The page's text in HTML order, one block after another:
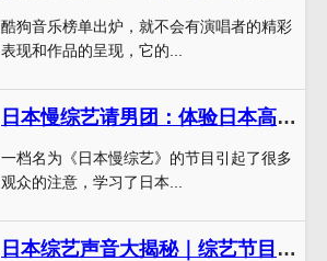
酷狗音乐榜单出炉，就不会有演唱者的精彩
表现和作品的呈现，它的...
日本慢综艺请男团：体验日本高尚艺术，男团秀出演技
一档名为《日本慢综艺》的节目引起了很多
观众的注意，学习了日本...
日本综艺声音大揭秘｜综艺节目背后的配音制作全过程